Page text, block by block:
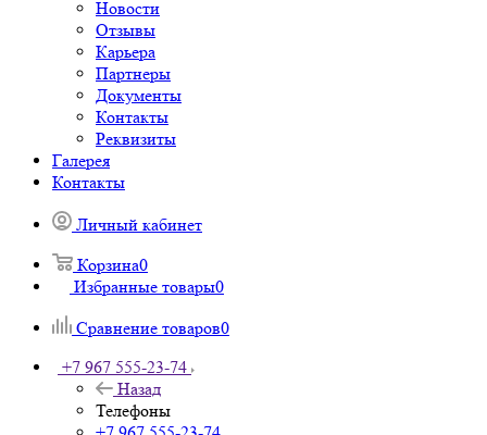
Новости
Отзывы
Карьера
Партнеры
Документы
Контакты
Реквизиты
Галерея
Контакты
Личный кабинет
Корзина0
Избранные товары0
Сравнение товаров0
+7 967 555-23-74
Назад
Телефоны